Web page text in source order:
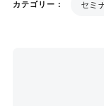
カテゴリー： セミ